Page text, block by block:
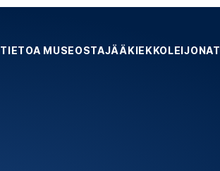
TIETOA MUSEOSTAJÄÄKIEKKOLEIJONAT